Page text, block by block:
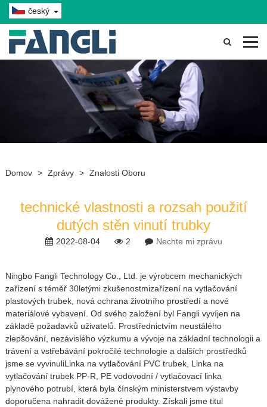
český
Domov > Zprávy > Znalosti Oboru
technické vlastnosti a rozsah použití
dutých stěn vinutí trubky
2022-08-04 2 Nechte mi zprávu
Ningbo Fangli Technology Co., Ltd. je výrobcem mechanických
zařízení s téměř 30letými zkušenostmizařízení na vytlačování
plastových trubek, nová ochrana životního prostředí a nové
materiálové vybavení. Od svého založení byl Fangli vyvíjen na
základě požadavků uživatelů. Prostřednictvím neustálého
zlepšování, nezávislého výzkumu a vývoje na základní technologii a
trávení a vstřebávání pokročilé technologie a dalších prostředků
jsme se vyvinuliLinka na vytlačování PVC trubek, Linka na
vytlačování trubek PP-R
PE vodovodní / vytlačovací linka
plynového potrubí, která byla čínským ministerstvem výstavby
doporučena nahradit dovážené produkty. Získali jsme titul